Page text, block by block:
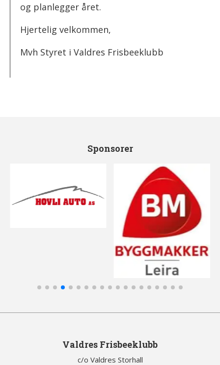
og planlegger året.
Hjertelig velkommen,
Mvh Styret i Valdres Frisbeeklubb
Sponsorer
Valdres Frisbeeklubb
c/o Valdres Storhall